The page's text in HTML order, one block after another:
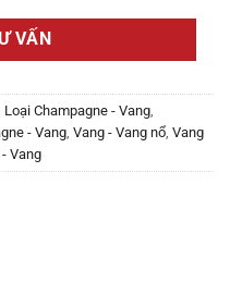
VẤN
Loại Champagne - Vang
- Vang Vang - Vang nổ Vang
Vang